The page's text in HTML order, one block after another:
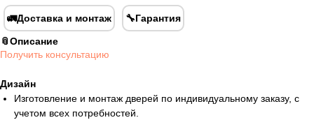
🚛Доставка и монтаж 🔧Гарантия
📎Описание
Получить консультацию
Дизайн
Изготовление и монтаж дверей по индивидуальному заказу, с
учетом всех потребностей.